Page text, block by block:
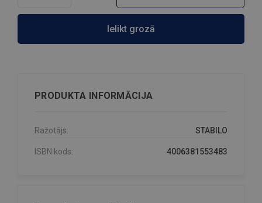
Ielikt grozā
PRODUKTA INFORMĀCIJA
Ražotājs: STABILO
ISBN kods: 4006381553483